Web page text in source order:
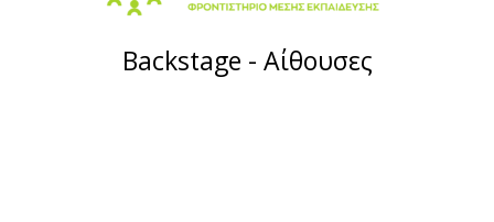
Backstage - Aίθουσες